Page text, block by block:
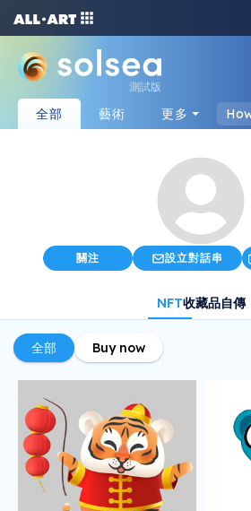
測試版
全部 藝術 更多
關注 設立對話串
NFT收藏品自傳
全部 Buy now